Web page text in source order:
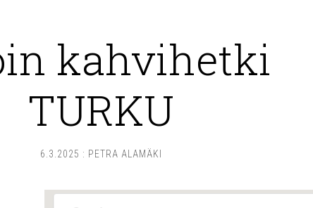
kahvihetki
TURKU
6.3.2025 : PETRA ALAMÄKI